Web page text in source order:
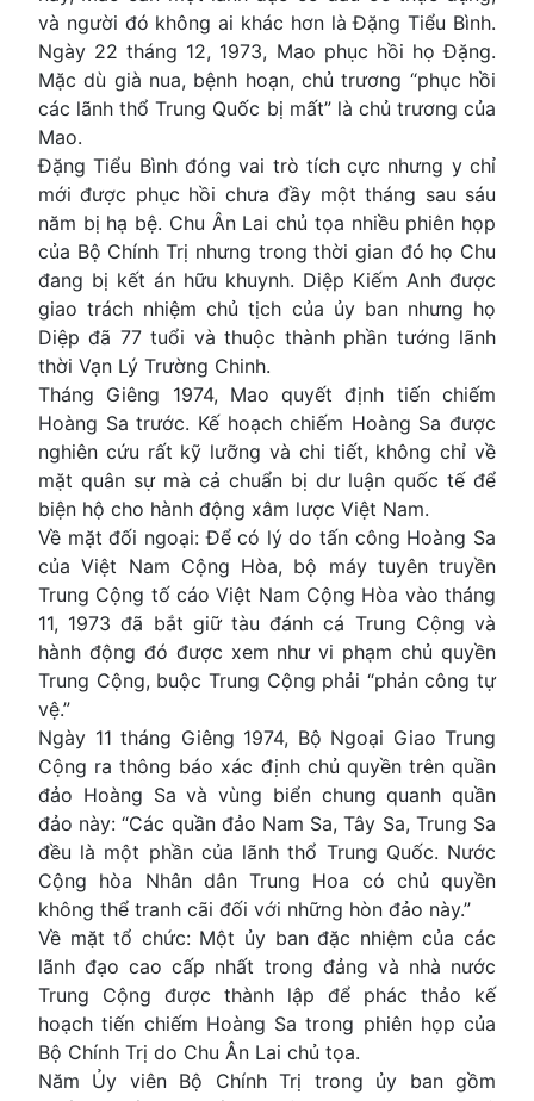
và người đó không ai khác hơn là Đặng Tiểu Bình.
Ngày 22 tháng 12, 1973, Mao phục hồi họ Đặng.
Mặc dù già nua, bệnh hoạn, chủ trương “phục hồi
các lãnh thổ Trung Quốc bị mất” là chủ trương của
Mao.
Đặng Tiểu Bình đóng vai trò tích cực nhưng y chỉ
mới được phục hồi chưa đầy một tháng sau sáu
năm bị hạ bệ. Chu Ân Lai chủ tọa nhiều phiên họp
của Bộ Chính Trị nhưng trong thời gian đó họ Chu
đang bị kết án hữu khuynh. Diệp Kiếm Anh được
giao trách nhiệm chủ tịch của ủy ban nhưng họ
Diệp đã 77 tuổi và thuộc thành phần tướng lãnh
thời Vạn Lý Trường Chinh.
Tháng Giêng 1974, Mao quyết định tiến chiếm
Hoàng Sa trước. Kế hoạch chiếm Hoàng Sa được
nghiên cứu rất kỹ lưỡng và chi tiết, không chỉ về
mặt quân sự mà cả chuẩn bị dư luận quốc tế để
biện hộ cho hành động xâm lược Việt Nam.
Về mặt đối ngoại: Để có lý do tấn công Hoàng Sa
của Việt Nam Cộng Hòa, bộ máy tuyên truyền
Trung Cộng tố cáo Việt Nam Cộng Hòa vào tháng
11, 1973 đã bắt giữ tàu đánh cá Trung Cộng và
hành động đó được xem như vi phạm chủ quyền
Trung Cộng, buộc Trung Cộng phải “phản công tự
vệ.”
Ngày 11 tháng Giêng 1974, Bộ Ngoại Giao Trung
Cộng ra thông báo xác định chủ quyền trên quần
đảo Hoàng Sa và vùng biển chung quanh quần
đảo này: “Các quần đảo Nam Sa, Tây Sa, Trung Sa
đều là một phần của lãnh thổ Trung Quốc. Nước
Cộng hòa Nhân dân Trung Hoa có chủ quyền
không thể tranh cãi đối với những hòn đảo này.”
Về mặt tổ chức: Một ủy ban đặc nhiệm của các
lãnh đạo cao cấp nhất trong đảng và nhà nước
Trung Cộng được thành lập để phác thảo kế
hoạch tiến chiếm Hoàng Sa trong phiên họp của
Bộ Chính Trị do Chu Ân Lai chủ tọa.
Năm Ủy viên Bộ Chính Trị trong ủy ban gồm